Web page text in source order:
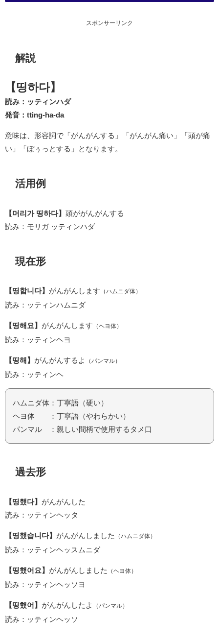
スポンサーリンク
解説
【띵하다】
読み：ッティンハダ
発音：tting-ha-da
意味は、形容詞で「がんがんする」「がんがん痛い」「頭が痛
い」「ぼぅっとする」となります。
活用例
【머리가 띵하다】 頭ががんがんする
読み：モリガ ッティンハダ
現在形
【띵합니다】 がんがんします （ハムニダ体）
読み：ッティンハムニダ
【띵해요】 がんがんします （ヘヨ体）
読み：ッティンヘヨ
【띵해】 がんがんするよ （パンマル）
読み：ッティンヘ
ハムニダ体：丁寧語（硬い）
ヘヨ体 ：丁寧語（やわらかい）
パンマル ：親しい間柄で使用するタメ口
過去形
【띵했다】 がんがんした
読み：ッティンヘッタ
【띵했습니다】 がんがんしました （ハムニダ体）
読み：ッティンヘッスムニダ
【띵했어요】 がんがんしました （ヘヨ体）
読み：ッティンヘッソヨ
【띵했어】 がんがんしたよ （パンマル）
読み：ッティンヘッソ